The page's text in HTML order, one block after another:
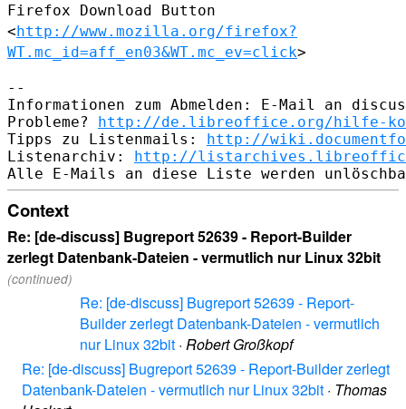
Firefox Download Button
<http://www.mozilla.org/firefox?
WT.mc_id=aff_en03&WT.mc_ev=click>
--
Informationen zum Abmelden: E-Mail an
Probleme? http://de.libreoffice.org/hilfe-
Tipps zu Listenmails: http://
Listenarchiv: http://
Context
Re: [de-discuss] Bugreport 52639 - Report-Builder
zerlegt Datenbank-Dateien - vermutlich nur Linux 32bit
(continued)
Re: [de-discuss] Bugreport 52639 - Report-
Builder zerlegt Datenbank-Dateien - vermutlich
nur Linux 32bit · Robert Großkopf
Re: [de-discuss] Bugreport 52639 - Report-Builder zerlegt
Datenbank-Dateien - vermutlich nur Linux 32bit · Thomas